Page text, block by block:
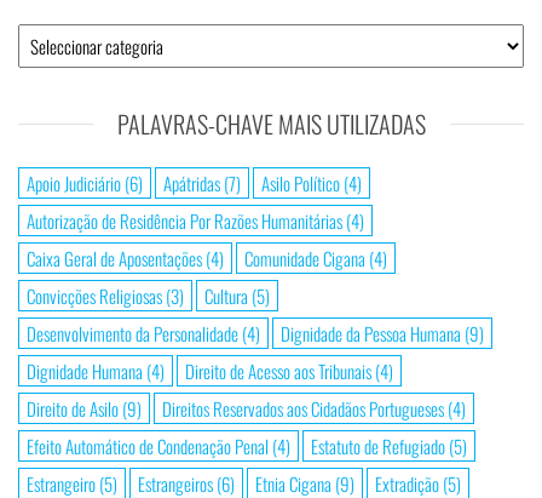
PALAVRAS-CHAVE MAIS UTILIZADAS
Apoio Judiciário(6) Apátridas(7) Asilo Político(4)
Autorização de Residência Por Razões Humanitárias(4)
Caixa Geral de Aposentações(4) Comunidade Cigana (4)
Convicções Religiosas(3) Cultura (5)
Desenvolvimento da Personalidade(4) Dignidade da Pessoa Humana (9)
Dignidade Humana (4) Direito de Acesso aos Tribunais(4)
Direito de Asilo(9) Direitos Reservados aos Cidadãos Portugueses(4)
Efeito Automático de Condenação Penal (4) Estatuto de Refugiado(5)
Estrangeiro(5) Estrangeiros(6) Etnia Cigana (9) Extradição(5)